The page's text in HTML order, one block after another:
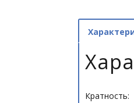
Кратность: